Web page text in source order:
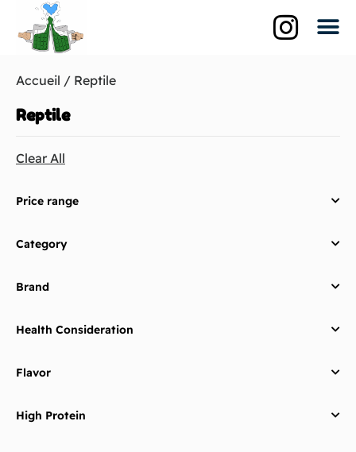
Accueil / Reptile
Reptile
Clear All
Price range
Category
Brand
Health Consideration
Flavor
High Protein